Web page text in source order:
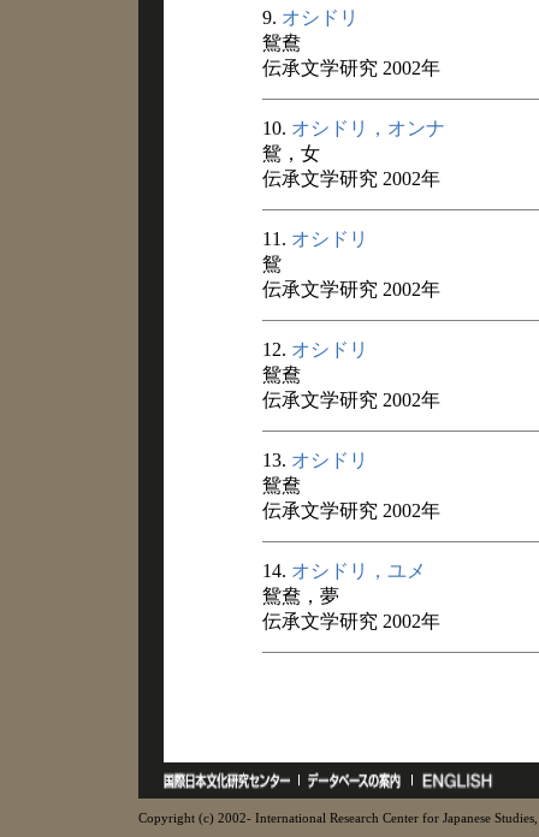
9. オシドリ
鴛鴦
伝承文学研究 2002年
10. オシドリ，オンナ
鴛，女
伝承文学研究 2002年
11. オシドリ
鴛
伝承文学研究 2002年
12. オシドリ
鴛鴦
伝承文学研究 2002年
13. オシドリ
鴛鴦
伝承文学研究 2002年
14. オシドリ，ユメ
鴛鴦，夢
伝承文学研究 2002年
Copyright (c) 2002- International Research Center for Japanese